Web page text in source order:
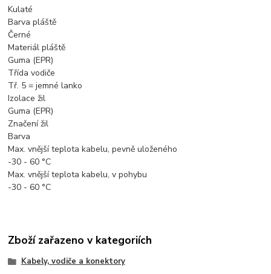
Kulaté
Barva pláště
Černé
Materiál pláště
Guma (EPR)
Třída vodiče
Tř. 5 = jemné lanko
Izolace žil
Guma (EPR)
Značení žil
Barva
Max. vnější teplota kabelu, pevně uloženého
-30 - 60 °C
Max. vnější teplota kabelu, v pohybu
-30 - 60 °C
Zboží zařazeno v kategoriích
Kabely, vodiče a konektory